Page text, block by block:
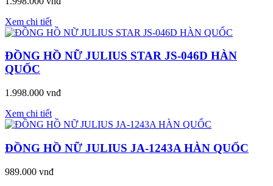
Xem chi tiết
ĐỒNG HỒ NỮ JULIUS STAR JS-046D HÀN
QUỐC
1.998.000 vnđ
Xem chi tiết
ĐỒNG HỒ NỮ JULIUS JA-1243A HÀN QUỐC
989.000 vnđ